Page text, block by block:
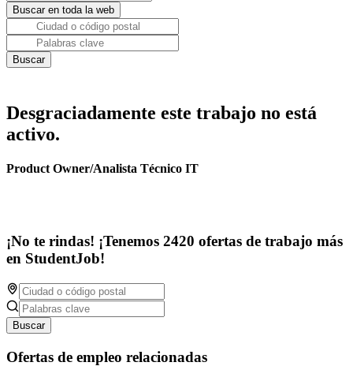
Desgraciadamente este trabajo no está
activo.
Product Owner/Analista Técnico IT
¡No te rindas! ¡Tenemos 2420 ofertas de trabajo más
en StudentJob!
Buscar
Ofertas de empleo relacionadas